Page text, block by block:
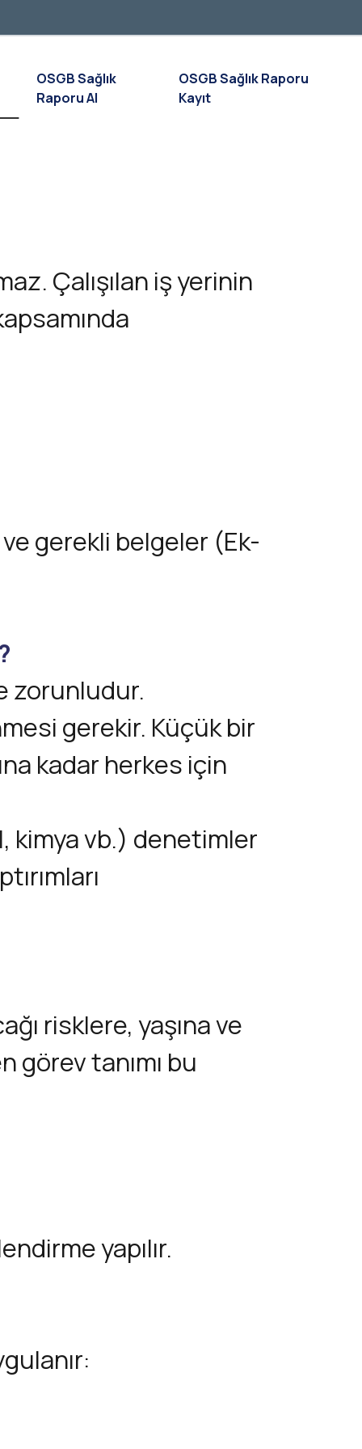
Çalışılan iş yerinin
gerekli belgeler (Ek-
zorunludur.
gerekir. Küçük bir
kadar herkes için
kimya vb.) denetimler
risklere, yaşına ve
görev tanımı bu
yapılır.
OSGB Sağlık
Raporu Al
OSGB Sağlık Raporu
Kayıt